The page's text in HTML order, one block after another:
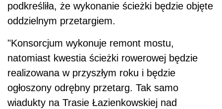
podkreśliła, że wykonanie ścieżki będzie objęte
oddzielnym przetargiem.
"Konsorcjum wykonuje remont mostu,
natomiast kwestia ścieżki rowerowej będzie
realizowana w przyszłym roku i będzie
ogłoszony odrębny przetarg. Tak samo
wiadukty na Trasie Łazienkowskiej nad